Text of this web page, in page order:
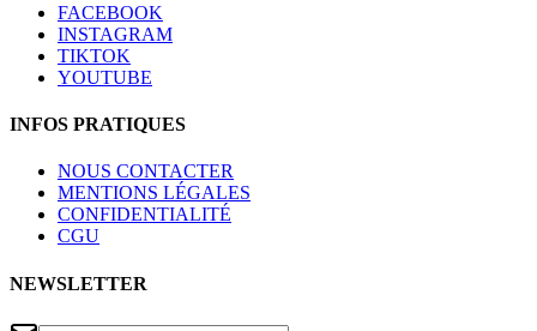
FACEBOOK
INSTAGRAM
TIKTOK
YOUTUBE
INFOS PRATIQUES
NOUS CONTACTER
MENTIONS LÉGALES
CONFIDENTIALITÉ
CGU
NEWSLETTER